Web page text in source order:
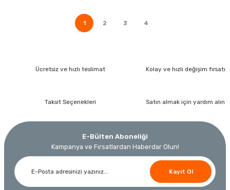
1 2 3 4
Ücretsiz ve hızlı teslimat Kolay ve hızlı değişim fırsatı
Taksit Seçenekleri Satın almak için yardım alın
E-Bülten Aboneliği
Kampanya ve Fırsatlardan Haberdar Olun!
Kayıt Ol